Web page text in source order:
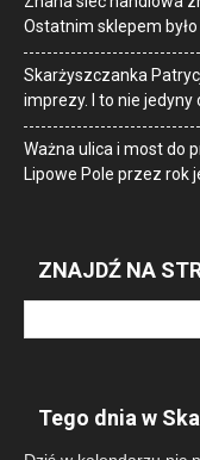
Ostatnim sklepem
Skarżyszczanka
imprezy. I to nie jedyny
Ważna ulica i most do
Lipowe Pole przez rok
ZNAJDŹ NA
Tego dnia w